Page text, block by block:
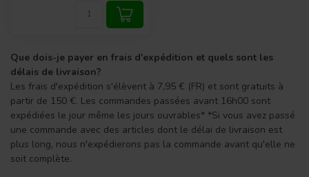
Que dois-je payer en frais d'expédition et quels sont les
délais de livraison?
Les frais d'expédition s'élèvent à 7,95 € (FR) et sont gratuits à
partir de 150 €. Les commandes passées avant 16h00 sont
expédiées le jour même les jours ouvrables* *Si vous avez passé
une commande avec des articles dont le délai de livraison est
plus long, nous n'expédierons pas la commande avant qu'elle ne
soit complète.